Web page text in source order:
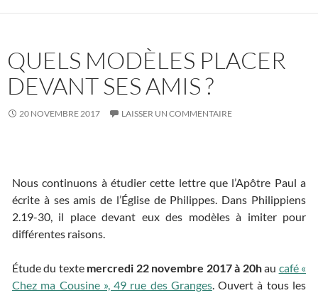
QUELS MODÈLES PLACER
DEVANT SES AMIS ?
20 NOVEMBRE 2017 LAISSER UN COMMENTAIRE
Nous continuons à étudier cette lettre que l’Apôtre Paul a
écrite à ses amis de l’Église de Philippes. Dans Philippiens
2.19-30, il place devant eux des modèles à imiter pour
différentes raisons.
Étude du texte mercredi 22 novembre 2017 à 20hau café «
Chez ma Cousine », 49 rue des Granges. Ouvert à tous les